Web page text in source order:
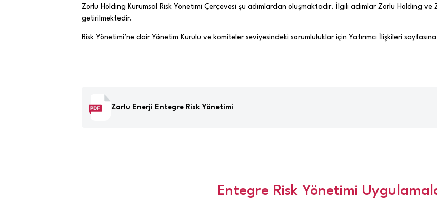
Zorlu Holding Kurumsal Risk Yönetimi Çerçevesi şu adımlardan oluşmaktadır. İlgili adımlar Zorlu Holding
getirilmektedir.
Risk Yönetimi’ne dair Yönetim Kurulu ve komiteler seviyesindeki sorumluluklar için Yatırımcı İlişkileri sayfasına
Zorlu Enerji Entegre Risk Yönetimi
Entegre Risk Yönetimi